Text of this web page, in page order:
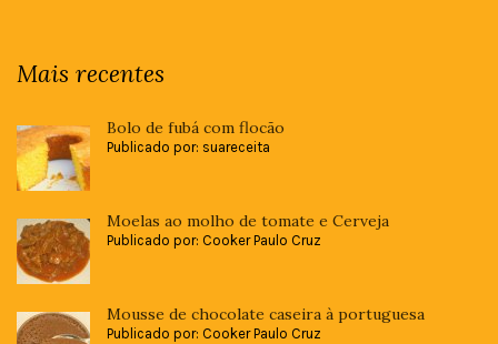
Mais recentes
Bolo de fubá com flocão
Publicado por: suareceita
Moelas ao molho de tomate e Cerveja
Publicado por: Cooker Paulo Cruz
Mousse de chocolate caseira à portuguesa
Publicado por: Cooker Paulo Cruz